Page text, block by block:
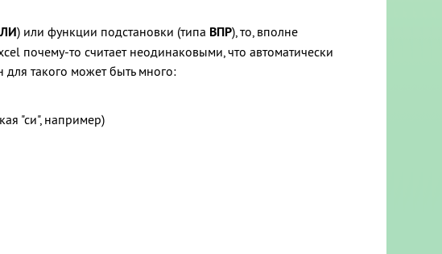
) или функции подстановки (типа ВПР), то, вполне
почему-то считает неодинаковыми, что автоматически
такого может быть много:
"си", например)